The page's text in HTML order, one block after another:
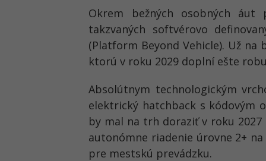
Okrem bežných osobných áut
takzvaných softvérovo
(Platform Beyond Vehicle). Už na
ktorú v roku 2029 doplní ešte
Absolútnym technologickým
elektrický hatchback s kódovým
by mal na trh doraziť v roku
autonómne riadenie úrovne 2+
pre mestskú prevádzku.